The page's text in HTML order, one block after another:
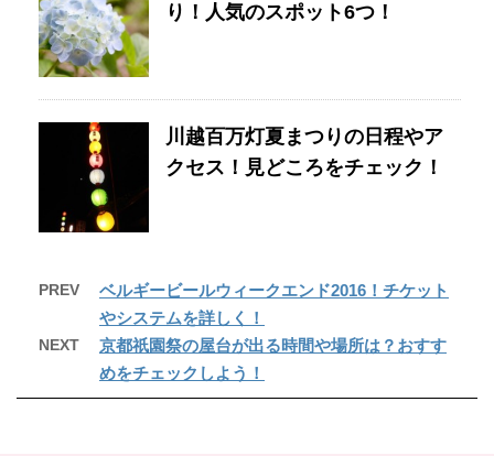
り！人気のスポット6つ！
川越百万灯夏まつりの日程やア
クセス！見どころをチェック！
PREV
ベルギービールウィークエンド2016！チケット
やシステムを詳しく！
NEXT
京都祇園祭の屋台が出る時間や場所は？おすす
めをチェックしよう！